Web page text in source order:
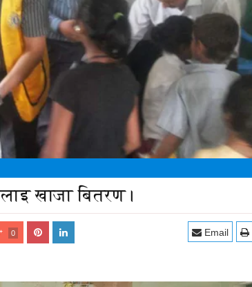
खाजा बितरण।
0 Email